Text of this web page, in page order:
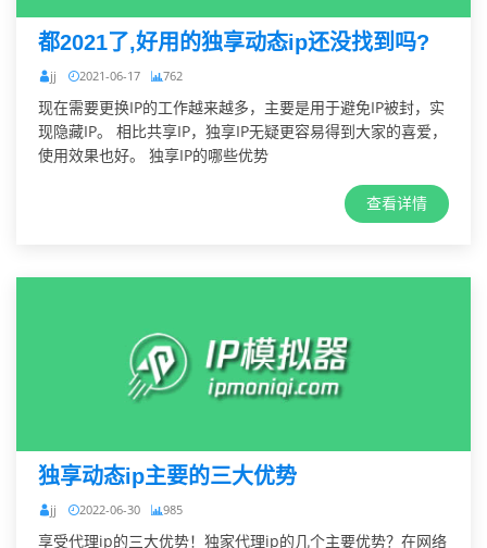
都2021了,好用的独享动态ip还没找到吗?
jj 2021-06-17 762
现在需要更换IP的工作越来越多，主要是用于避免IP被封，实
现隐藏IP。 相比共享IP，独享IP无疑更容易得到大家的喜爱，
使用效果也好。 独享IP的哪些优势
查看详情
独享动态ip主要的三大优势
jj 2022-06-30 985
享受代理ip的三大优势！独家代理ip的几个主要优势？在网络